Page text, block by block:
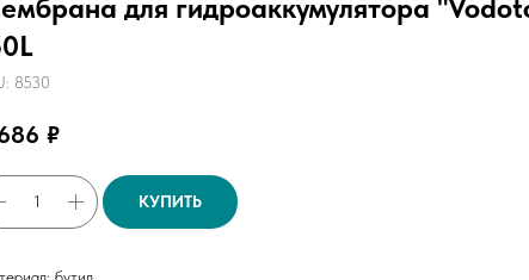
для гидроаккумулятора
8530
₽
КУПИТЬ